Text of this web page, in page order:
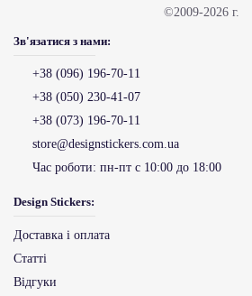
©2009-2026 г.
Зв'язатися з нами:
+38 (096) 196-70-11
+38 (050) 230-41-07
+38 (073) 196-70-11
store@designstickers.com.ua
Час роботи: пн-пт с 10:00 до 18:00
Design Stickers:
Доставка і оплата
Статті
Відгуки